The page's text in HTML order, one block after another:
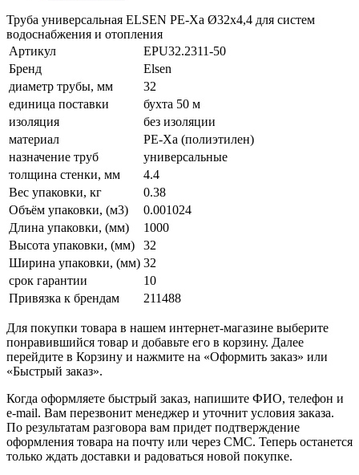
Труба универсальная ELSEN PE-Xa Ø32х4,4 для систем
водоснабжения и отопления
Артикул
EPU32.2311-50
Бренд
Elsen
диаметр трубы, мм
32
единица поставки
бухта 50 м
изоляция
без изоляции
материал
PE-Xa (полиэтилен)
назначение труб
универсальные
толщина стенки, мм
4.4
Вес упаковки, кг
0.38
Объём упаковки, (м3)
0.001024
Длина упаковки, (мм)
1000
Высота упаковки, (мм)
32
Ширина упаковки, (мм) 32
срок гарантии
10
Привязка к брендам
211488
Для покупки товара в нашем интернет-магазине выберите
понравившийся товар и добавьте его в корзину. Далее
перейдите в Корзину и нажмите на «Оформить заказ» или
«Быстрый заказ».
Когда оформляете быстрый заказ, напишите ФИО, телефон и
e-mail. Вам перезвонит менеджер и уточнит условия заказа.
По результатам разговора вам придет подтверждение
оформления товара на почту или через СМС. Теперь останется
только ждать доставки и радоваться новой покупке.